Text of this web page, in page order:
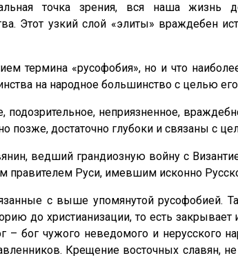
точка зрения, вся наша
Этот узкий слой «элиты» враждебен
термина «русофобия», но и что
на народное большинство с целью
подозрительное, неприязненное,
позже, достаточно глубоки и связаны с
ведший грандиозную войну с
правителем Руси, имевшим исконно
с выше упомянутой
до христианизации, то есть
– бог чужого неведомого и
Крещение восточных